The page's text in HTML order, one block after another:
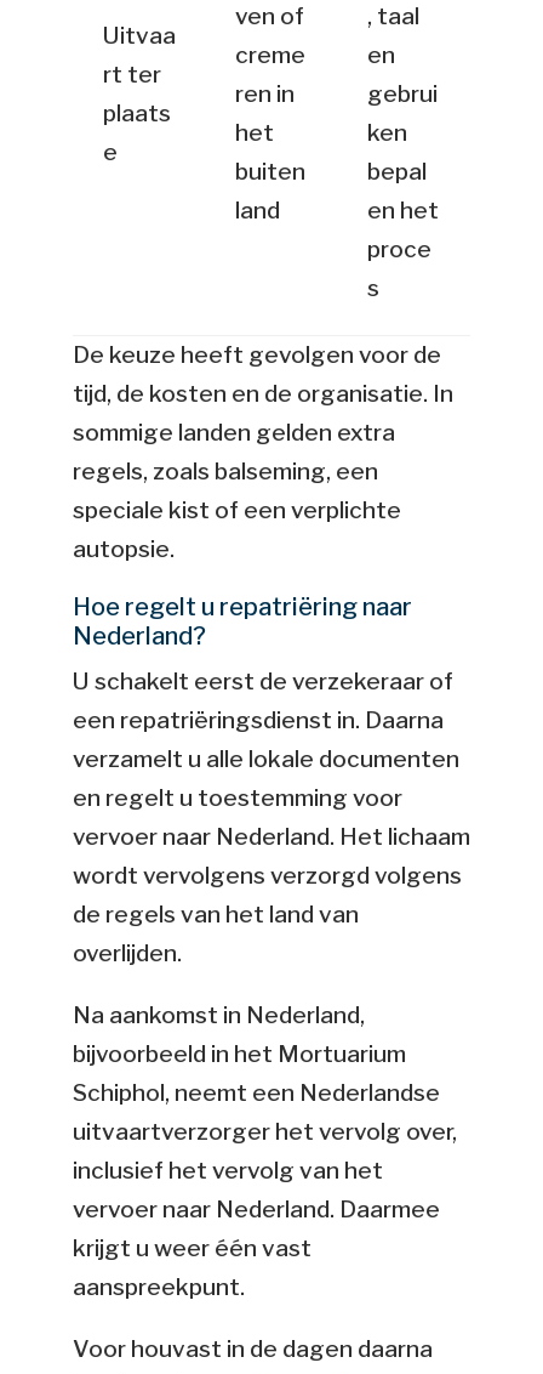
Uitvaa
rt ter
plaats
e
ven of
creme
ren in
het
buiten
land
, taal
en
gebrui
ken
bepal
en het
proce
s
De keuze heeft gevolgen voor de
tijd, de kosten en de organisatie. In
sommige landen gelden extra
regels, zoals balseming, een
speciale kist of een verplichte
autopsie.
Hoe regelt u repatriëring naar
Nederland?
U schakelt eerst de verzekeraar of
een repatriëringsdienst in. Daarna
verzamelt u alle lokale documenten
en regelt u toestemming voor
vervoer naar Nederland. Het lichaam
wordt vervolgens verzorgd volgens
de regels van het land van
overlijden.
Na aankomst in Nederland,
bijvoorbeeld in het Mortuarium
Schiphol, neemt een Nederlandse
uitvaartverzorger het vervolg over,
inclusief het vervolg van het
vervoer naar Nederland. Daarmee
krijgt u weer één vast
aanspreekpunt.
Voor houvast in de dagen daarna